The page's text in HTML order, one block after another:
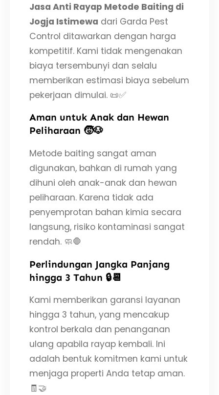
Jasa Anti Rayap Metode Baiting di
Jogja Istimewa dari Garda Pest
Control ditawarkan dengan harga
kompetitif. Kami tidak mengenakan
biaya tersembunyi dan selalu
memberikan estimasi biaya sebelum
pekerjaan dimulai. 📜✅
Aman untuk Anak dan Hewan
Peliharaan 🧒🐶
Metode baiting sangat aman
digunakan, bahkan di rumah yang
dihuni oleh anak-anak dan hewan
peliharaan. Karena tidak ada
penyemprotan bahan kimia secara
langsung, risiko kontaminasi sangat
rendah. 🧼🛑
Perlindungan Jangka Panjang
hingga 3 Tahun 🔒📆
Kami memberikan garansi layanan
hingga 3 tahun, yang mencakup
kontrol berkala dan penanganan
ulang apabila rayap kembali. Ini
adalah bentuk komitmen kami untuk
menjaga properti Anda tetap aman.
🧾🤝